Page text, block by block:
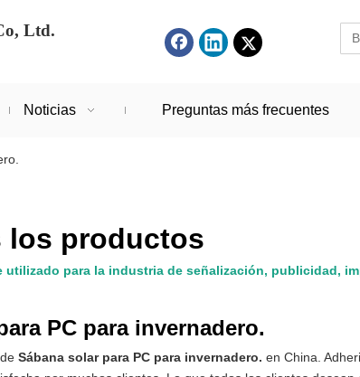
Ltd.
Noticias Preguntas más frecuentes
los productos
utilizado para la industria de señalización, publicidad,
PC para invernadero.
Sábana solar para PC para invernadero. en China.